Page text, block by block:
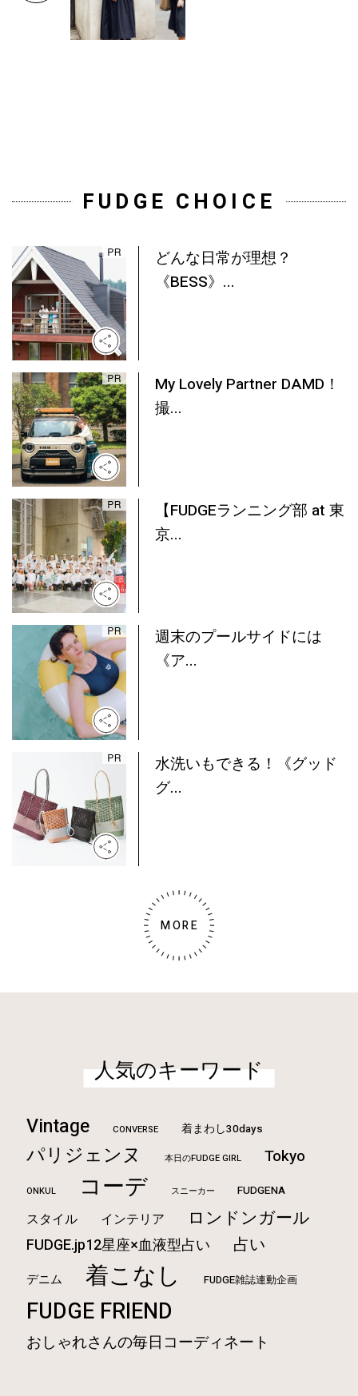
FUDGE CHOICE
どんな日常が理想？
《BESS》...
My Lovely Partner DAMD！
撮...
【FUDGEランニング部 at 東
京...
週末のプールサイドには
《ア...
水洗いもできる！《グッド
グ...
MORE
人気のキーワード
Vintage CONVERSE 着まわし30days
パリジェンヌ 本日のFUDGE GIRL Tokyo
ONKUL コーデ スニーカー FUDGENA
スタイル インテリア ロンドンガール
FUDGE.jp12星座×血液型占い 占い
デニム 着こなし FUDGE雑誌連動企画
FUDGE FRIEND
おしゃれさんの毎日コーディネート